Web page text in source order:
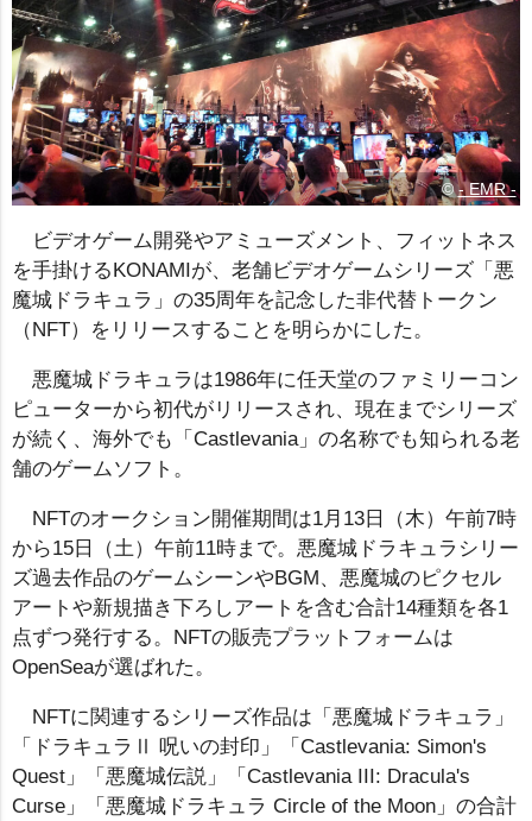
©- EMR -
ビデオゲーム開発やアミューズメント、フィットネス
を手掛けるKONAMIが、老舗ビデオゲームシリーズ「悪
魔城ドラキュラ」の35周年を記念した非代替トークン
（NFT）をリリースすることを明らかにした。
悪魔城ドラキュラは1986年に任天堂のファミリーコン
ピューターから初代がリリースされ、現在までシリーズ
が続く、海外でも「Castlevania」の名称でも知られる老
舗のゲームソフト。
NFTのオークション開催期間は1月13日（木）午前7時
から15日（土）午前11時まで。悪魔城ドラキュラシリー
ズ過去作品のゲームシーンやBGM、悪魔城のピクセル
アートや新規描き下ろしアートを含む合計14種類を各1
点ずつ発行する。NFTの販売プラットフォームは
OpenSeaが選ばれた。
NFTに関連するシリーズ作品は「悪魔城ドラキュラ」
「ドラキュラⅡ 呪いの封印」「Castlevania: Simon's
Quest」「悪魔城伝説」「Castlevania III: Dracula's
Curse」「悪魔城ドラキュラ Circle of the Moon」の合計